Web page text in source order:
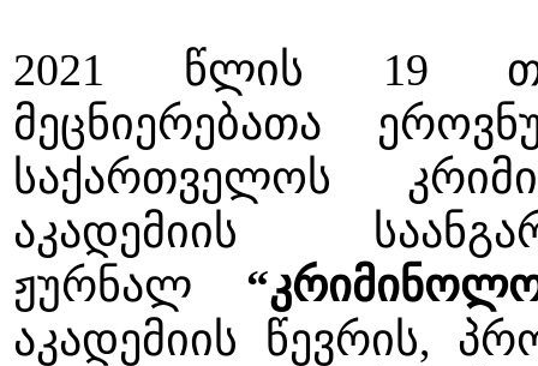
2021 წლის 19
მეცნიერებათა
საქართველოს
აკადემიის
ჟურნალ
აკადემიის წევრის,